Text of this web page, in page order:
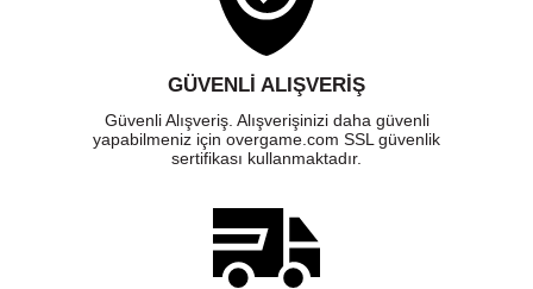
GÜVENLI ALIŞVERIŞ
Güvenli Alışveriş. Alışverişinizi daha güvenli
yapabilmeniz için overgame.com SSL güvenlik
sertifikası kullanmaktadır.